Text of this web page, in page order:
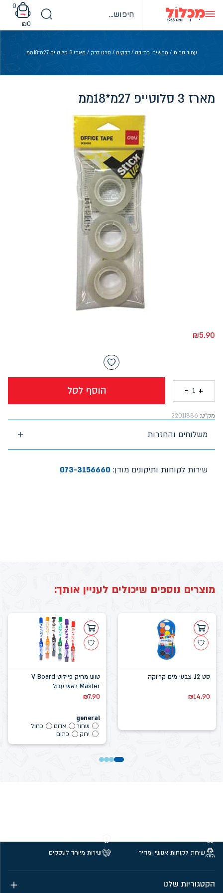
content
0
₪0
עמוד הבית / מכשירי כתיבה /דבקים / סרט דבק / מארז 3 סלוטייפ 27מ*18ממ
מארז 3 סלוטייפ 27מ*18ממ
₪5.90
הוסף לסל +
1
-
מק"ט: 22011886
משלוחים והחזרות
שירות לקוחות ותיקונים מודן: 073-3156660
מוצרים נוספים שיכולים לעניין אותך:
סט 12 צבעי מים קריוקה
₪14.90
טוש מחיק פיילוט V Board
Master ראש עגול
₪7.90
general
שחור
אדום
כחול
ירוק
כתום
שירות לקוחות אנושי ומהיר
שירות מיוחד לעסקים
הקטגוריות שלנו